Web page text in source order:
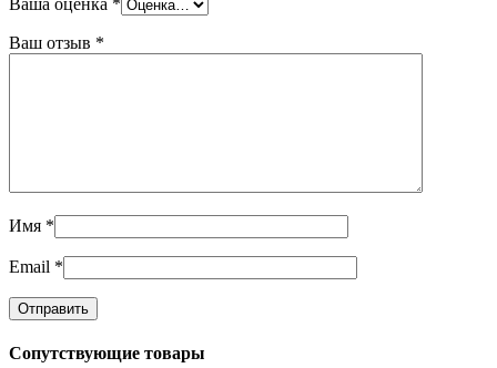
Ваш отзыв *
Имя *
Email *
Сопутствующие товары